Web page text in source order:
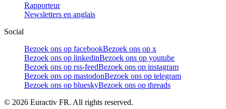
Rapporteur
Newsletters en anglais
Social
Bezoek ons op facebookBezoek ons op x
Bezoek ons op linkedinBezoek ons op youtube
Bezoek ons op rss-feedBezoek ons op instagram
Bezoek ons op mastodonBezoek ons op telegram
Bezoek ons op blueskyBezoek ons op threads
© 2026 Euractiv FR. All rights reserved.